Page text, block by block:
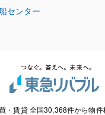
センター
・賃貸 全国30,368件から物件